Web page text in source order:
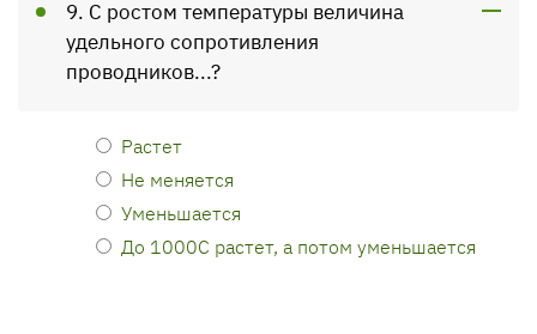
9. С ростом температуры величина
удельного сопротивления
проводников...?
Растет
Не меняется
Уменьшается
До 1000С растет, а потом уменьшается